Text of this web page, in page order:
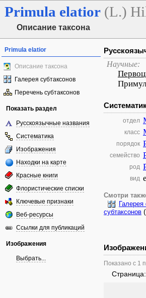
Primula elatior (L.)
Описание таксона
Primula elatior
Описание таксона
Галерея субтаксонов
Перечень субтаксонов
Показать раздел
Русскоязычные названия
Систематика
Изображения
Находки на карте
Красные книги
Флористические списки
Ключевые признаки
Веб-ресурсы
Ссылки для публикаций
Изображения
Выбрать...
Научные:
отдел
класс
порядок
семейство
род
вид
Смотри
субтаксонов
Показано с 1
Страница: